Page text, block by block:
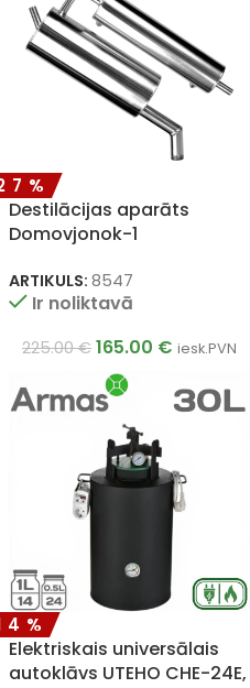
Destilācijas aparāts
Domovjonok-1
ARTIKULS: 8547
Ir noliktavā
225.00€ 165.00 € iesk.PVN
Elektriskais universālais
autoklāvs UTEHO CHE-24E,